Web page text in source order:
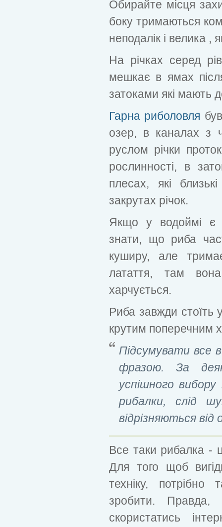
Обирайте місця
боку тримаються
неподалік і велика
На річках серед
мешкає в ямах
затоками які мають
Гарна риболовля
озер, в каналах з
руслом річки
рослинності, в
плесах, які
закрутах річок.
Якщо у водоймі є
знати, що риба
куширу, але
латаття, там
харчується.
Риба завжди стоїть
крутим поперечним
Підсумувати все
фразою. За
успішного
рибалки, слід
відрізняються
Все таки рибалка -
Для того щоб
техніку,
зробити.
скористатись